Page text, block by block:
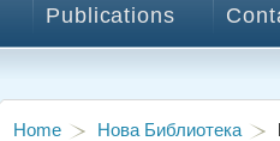
Publications
Home Нова Библиотека